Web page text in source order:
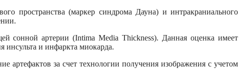
пространства (маркер синдрома Дауна) и интракраниального
сонной артерии (Intima Media Thickness). Данная оценка имеет
инсульта и инфаркта миокарда.
артефактов за счет технологии получения изображения с учетом